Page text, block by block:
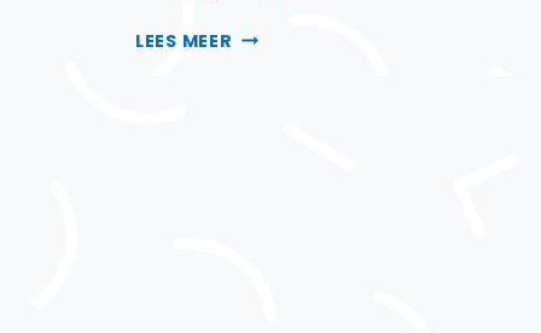
LEES MEER 11